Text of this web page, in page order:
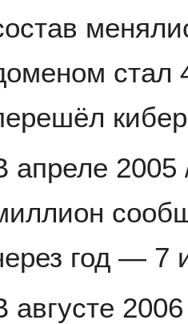
стал
апреле 2005
год — 7
августе